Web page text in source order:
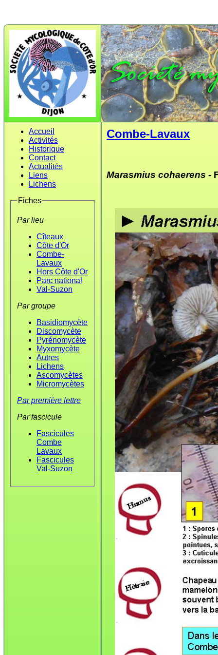
Accueil
Activités
Historique
Contact
Actualités
Liens
Lichens
Fiches
Par lieu
Cîteaux
Côte d'Or
Combe-
Lavaux
Hors Côte d'Or
Parc national
Val-Suzon
Par groupe
Basidiomycète
Discomycète
Pyrénomycète
Myxomycète
Autres
Lichens
Ascomycètes
Micromycètes
Par première lettre
Par fascicule
Fascicules
Combe
Lavaux
Fascicules
Val-Suzon
Combe-Lavaux
Marasmius cohaerens -